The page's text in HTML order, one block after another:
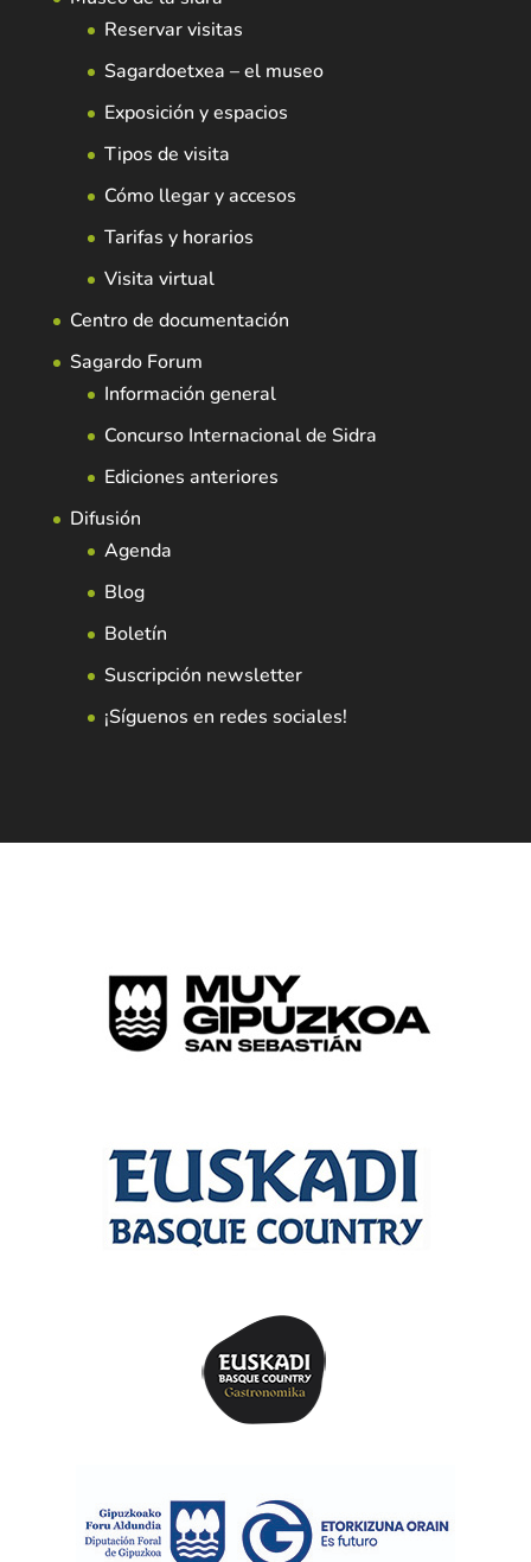
Reservar visitas
Sagardoetxea – el museo
Exposición y espacios
Tipos de visita
Cómo llegar y accesos
Tarifas y horarios
Visita virtual
Centro de documentación
Sagardo Forum
Información general
Concurso Internacional de Sidra
Ediciones anteriores
Difusión
Agenda
Blog
Boletín
Suscripción newsletter
¡Síguenos en redes sociales!